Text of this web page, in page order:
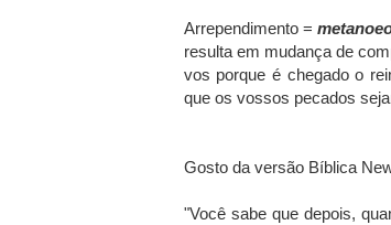
Arrependimento =
resulta em mudança de
vos porque é chegado o
que os vossos pecados
Gosto da versão Bíblica
"Você sabe que depois,